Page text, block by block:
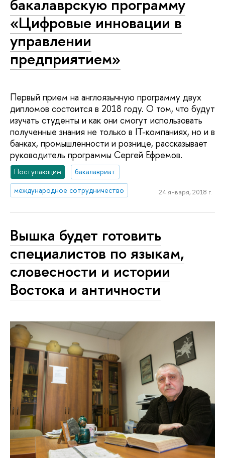
бакалаврскую программу
«Цифровые инновации в
управлении
предприятием»
Первый прием на англоязычную программу двух
дипломов состоится в 2018 году. О том, что будут
изучать студенты и как они смогут использовать
полученные знания не только в IT-компаниях, но и в
банках, промышленности и рознице, рассказывает
руководитель программы Сергей Ефремов.
Поступающим
бакалавриат
международное сотрудничество
24 января, 2018 г.
Вышка будет готовить
специалистов по языкам,
словесности и истории
Востока и античности